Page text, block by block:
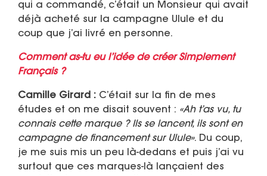
qui a commandé, c’était un Monsieur qui avait
déjà acheté sur la campagne Ulule et du
coup que j’ai livré en personne.
Comment as-tu eu l’idée de créer Simplement
Français ?
Camille Girard : C’était sur la fin de mes
études et on me disait souvent : «Ah t’as vu, tu
connais cette marque ? Ils se lancent, ils sont en
campagne de financement sur Ulule». Du coup,
je me suis mis un peu là-dedans et puis j’ai vu
surtout que ces marques-là lançaient des